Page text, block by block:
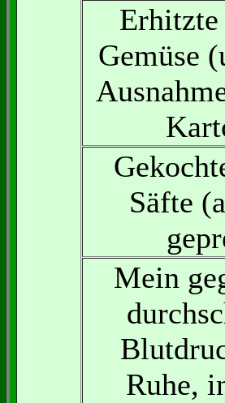
Erhitzte
Gemüse
Säfte
Mein
Ruhe,